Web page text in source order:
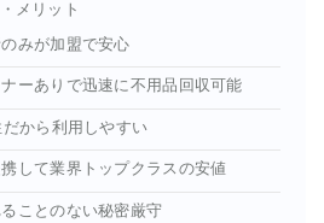
メリット
みが加盟で安心
ーありで迅速に不用品回収可能
から利用しやすい
して業界トップクラスの安値
ことのない秘密厳守